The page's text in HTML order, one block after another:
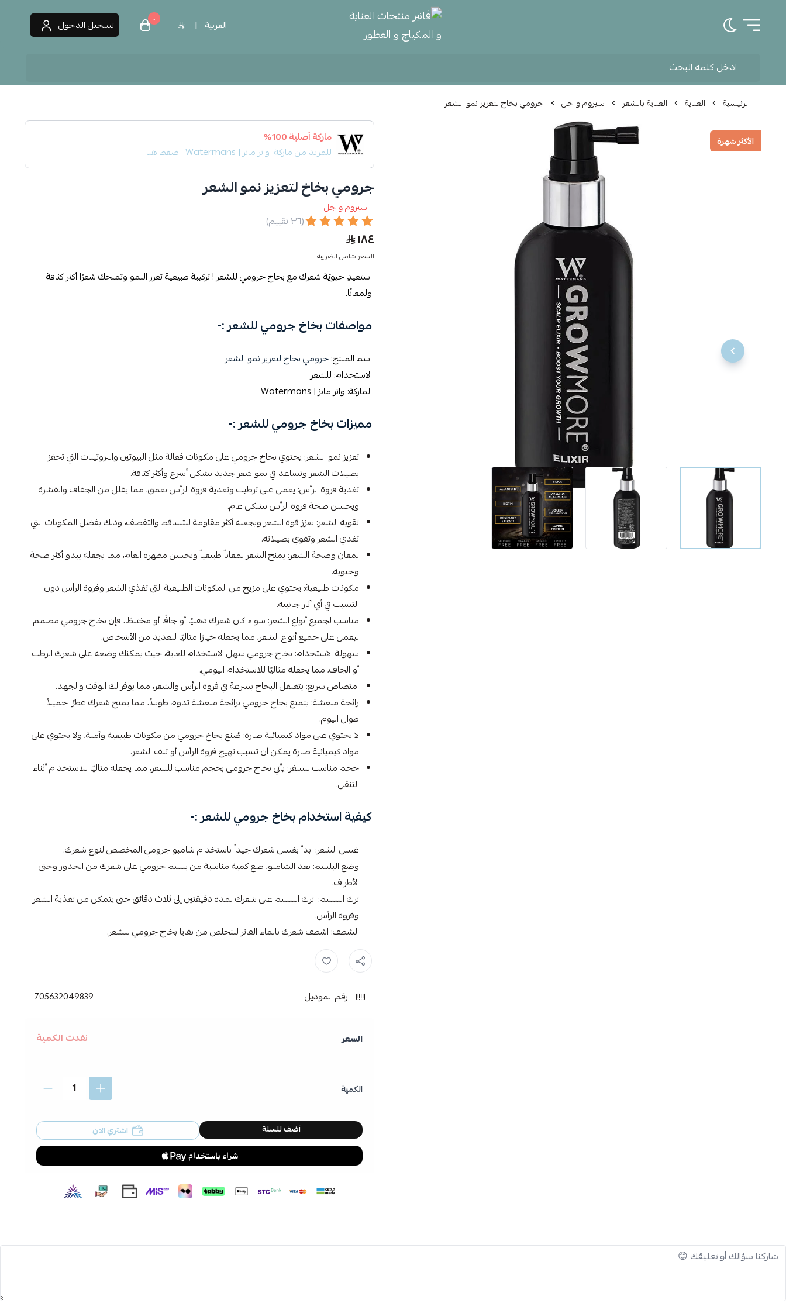
تبديل الوضع الداكن ڤانير منتجات العناية و المكياج و العطورالعربية | ٠ تسجيل الدخول
الرئيسية العناية العناية بالشعر سيروم و جل جرومي بخاخ لتعزيز نمو الشعر
الأكثر شهرة
ماركة أصلية 100%
للمزيد من ماركة واتر مانز | Watermans اضغط هنا
جرومي بخاخ لتعزيز نمو الشعر
سيروم و جل
(٣٦ تقييم)
١٨٤
السعر شامل الضريبة
استعيدِ حيويّة شعرك مع بخاخ جرومي للشعر ! تركيبة طبيعية تعزز النمو وتمنحك شعرًا أكثر كثافة
ولمعانًا.
مواصفات بخاخ جرومي للشعر :-
اسم المنتج:جرومي بخاخ لتعزيز نمو الشعر
الاستخدام: للشعر
الماركة: واتر مانز | Watermans
مميزات بخاخ جرومي للشعر :-
تعزيز نمو الشعر: يحتوي بخاخ جرومي على مكونات فعالة مثل البيوتين والبروتينات التي تحفز
بصيلات الشعر وتساعد في نمو شعر جديد بشكل أسرع وأكثر كثافة.
تغذية فروة الرأس: يعمل على ترطيب وتغذية فروة الرأس بعمق، مما يقلل من الجفاف والقشرة
ويحسن صحة فروة الرأس بشكل عام.
تقوية الشعر: يعزز قوة الشعر ويجعله أكثر مقاومة للتساقط والتقصف، وذلك بفضل المكونات التي
تغذي الشعر وتقوي بصيلاته.
لمعان وصحة الشعر: يمنح الشعر لمعاناً طبيعياً ويحسن مظهره العام، مما يجعله يبدو أكثر صحة
وحيوية.
مكونات طبيعية: يحتوي على مزيج من المكونات الطبيعية التي تغذي الشعر وفروة الرأس دون
التسبب في أي آثار جانبية.
مناسب لجميع أنواع الشعر: سواء كان شعرك دهنيًا أو جافًا أو مختلطًا، فإن بخاخ جرومي مصمم
ليعمل على جميع أنواع الشعر، مما يجعله خيارًا مثاليًا للعديد من الأشخاص.
سهولة الاستخدام: بخاخ جرومي سهل الاستخدام للغاية، حيث يمكنك وضعه على شعرك الرطب
أو الجاف، مما يجعله مثاليًا للاستخدام اليومي.
امتصاص سريع: يتغلغل البخاخ بسرعة في فروة الرأس والشعر، مما يوفر لك الوقت والجهد.
رائحة منعشة: يتمتع بخاخ جرومي برائحة منعشة تدوم طويلاً، مما يمنح شعرك عطرًا جميلاً
طوال اليوم.
لا يحتوي على مواد كيميائية ضارة: صُنع بخاخ جرومي من مكونات طبيعية وآمنة، ولا يحتوي على
مواد كيميائية ضارة يمكن أن تسبب تهيج فروة الرأس أو تلف الشعر.
حجم مناسب للسفر: يأتي بخاخ جرومي بحجم مناسب للسفر، مما يجعله مثاليًا للاستخدام أثناء
التنقل.
كيفية استخدام بخاخ جرومي للشعر :-
غسل الشعر: ابدأ بغسل شعرك جيداً باستخدام شامبو جرومي المخصص لنوع شعرك.
وضع البلسم: بعد الشامبو، ضع كمية مناسبة من بلسم جرومي على شعرك من الجذور وحتى
الأطراف.
ترك البلسم: اترك البلسم على شعرك لمدة دقيقتين إلى ثلاث دقائق حتى يتمكن من تغذية الشعر
وفروة الرأس.
الشطف: اشطف شعرك بالماء الفاتر للتخلص من بقايا بخاخ جرومي للشعر.
جرومي بخاخ , بخاخ جرومي للشعر ,
رقم الموديل 705632049839
السعر نفدت الكمية
الكمية
أضف للسلة اشتري الآن